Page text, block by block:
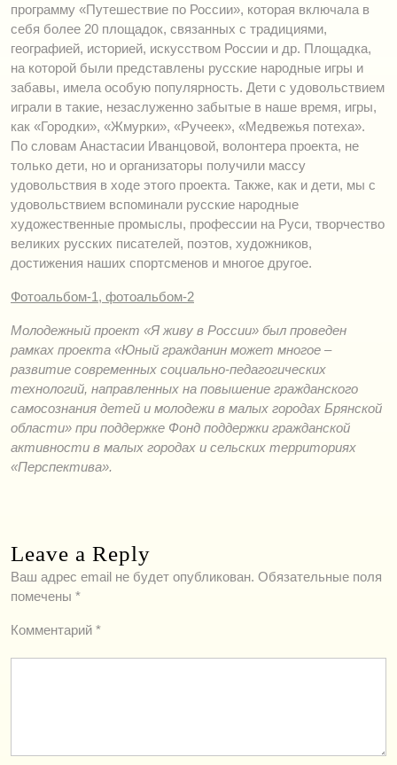
программу «Путешествие по России», которая включала в
себя более 20 площадок, связанных с традициями,
географией, историей, искусством России и др. Площадка,
на которой были представлены русские народные игры и
забавы, имела особую популярность. Дети с удовольствием
играли в такие, незаслуженно забытые в наше время, игры,
как «Городки», «Жмурки», «Ручеек», «Медвежья потеха».
По словам Анастасии Иванцовой, волонтера проекта, не
только дети, но и организаторы получили массу
удовольствия в ходе этого проекта. Также, как и дети, мы с
удовольствием вспоминали русские народные
художественные промыслы, профессии на Руси, творчество
великих русских писателей, поэтов, художников,
достижения наших спортсменов и многое другое.
Фотоальбом-1, фотоальбом-2
Молодежный проект «Я живу в России» был проведен
рамках проекта «Юный гражданин может многое –
развитие современных социально-педагогических
технологий, направленных на повышение гражданского
cамосознания детей и молодежи в малых городах Брянской
области» при поддержке Фонд поддержки гражданской
активности в малых городах и сельских территориях
«Перспектива».
Leave a Reply
Ваш адрес email не будет опубликован. Обязательные поля
помечены *
Комментарий *